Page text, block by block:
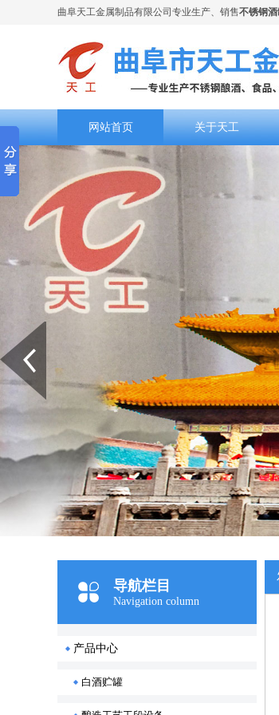
曲阜天工金属制品有限公司专业生产、销售不锈钢
网站首页 关于天工
导航栏目
Navigation column
产品中心
白酒贮罐